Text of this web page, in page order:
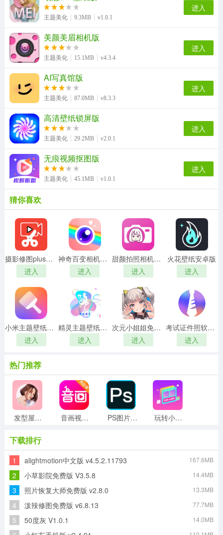
主题美化 9.3MB v1.0.1
进入
美颜美眉相机版
主题美化 15.1MB v4.3.4
进入
AI写真馆版
主题美化 87.0MB v8.3.3
进入
高清壁纸锁屏版
主题美化 29.2MB v2.0.1
进入
无痕视频抠图版
主题美化 45.1MB v1.0.1
进入
猜你喜欢
摄影修图plus软件版
进入
神奇百变相机最新版
进入
甜颜拍照相机无广告版
进入
火花壁纸安卓版
进入
小米主题壁纸国际版
进入
精灵主题壁纸大全官方版
进入
次元小姐姐免费版
进入
考试证件照软件手机版
进入
热门推荐
发型屋发型搭配安卓版 音画视频制作软件免费原版 PS图片处理免费原版 玩转小组件本最新版
像素画板网页版 神奇动态壁纸官方正版
欢太商城网页版 漫星星壁纸免费版
下载排行
1 alightmotion中文版 v4.5.2.11793 167.6MB
2 小草影院免费版 V3.5.8 14.4MB
3 照片恢复大师免费版 v2.8.0 13.3MB
4 泼辣修图免费版 v6.8.13 77.7MB
5 50度灰 V1.0.1 14.0MB